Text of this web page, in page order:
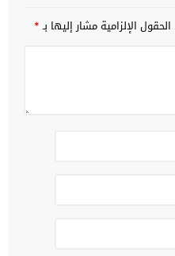
الحقول الإلزامية مشار إليها بـ*